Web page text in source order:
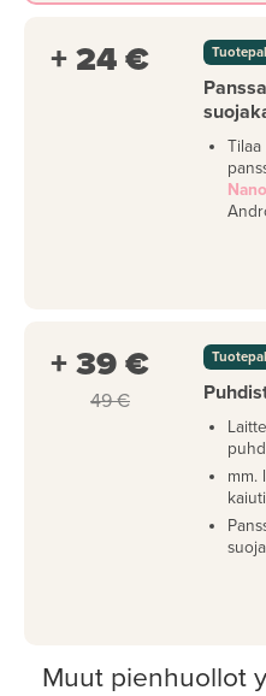
+ 24 €
+ 39 €
49 €
mm.
Muut pienhuollot